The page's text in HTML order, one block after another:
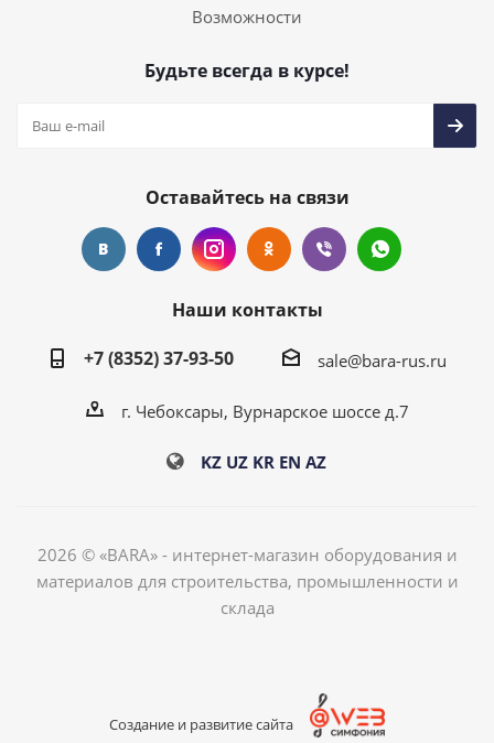
Возможности
Будьте всегда в курсе!
Оставайтесь на связи
Наши контакты
+7 (8352) 37-93-50
sale@bara-rus.ru
г. Чебоксары, Вурнарское шоссе д.7
KZ UZ KR EN AZ
2026 © «BARA» - интернет-магазин оборудования и
материалов для строительства, промышленности и
склада
Создание и развитие сайта